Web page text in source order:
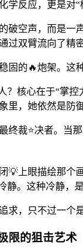
反应，更是对“
破空声，而是一
过双臂流向了精
固的🔥炮架。这
？核心在于“掌
里，她依然是防
终裁⭐决者。当
💡上眼描绘那
静。这种冷静，
求，只不过一个
限的狙击艺术